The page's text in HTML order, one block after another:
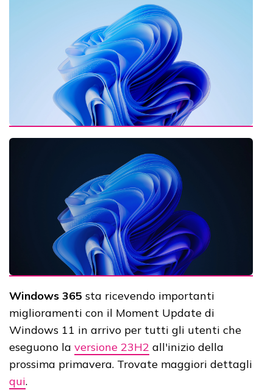
Windows 365 sta ricevendo importanti
miglioramenti con il Moment Update di
Windows 11 in arrivo per tutti gli utenti che
eseguono la versione 23H2 all'inizio della
prossima primavera. Trovate maggiori dettagli
qui.